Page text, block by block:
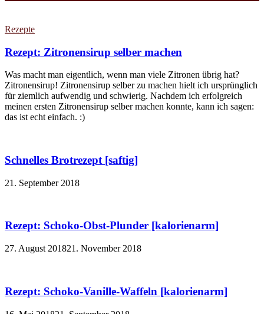
Rezepte
Rezept: Zitronensirup selber machen
Was macht man eigentlich, wenn man viele Zitronen übrig hat?
Zitronensirup! Zitronensirup selber zu machen hielt ich ursprünglich
für ziemlich aufwendig und schwierig. Nachdem ich erfolgreich
meinen ersten Zitronensirup selber machen konnte, kann ich sagen:
das ist echt einfach. :)
Schnelles Brotrezept [saftig]
21. September 2018
Rezept: Schoko-Obst-Plunder [kalorienarm]
27. August 201821. November 2018
Rezept: Schoko-Vanille-Waffeln [kalorienarm]